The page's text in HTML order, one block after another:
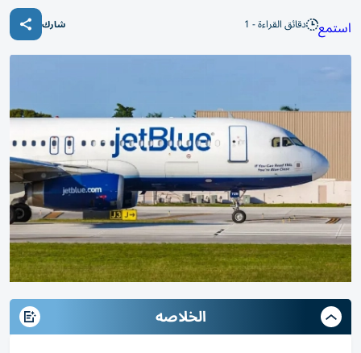
استمع دقائق القراءة - 1 شارك
الخلاصه